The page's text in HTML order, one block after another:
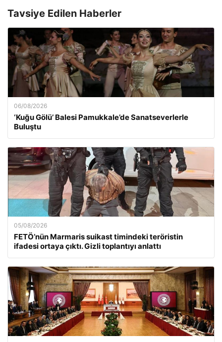
Tavsiye Edilen Haberler
06/08/2026
‘Kuğu Gölü’ Balesi Pamukkale’de Sanatseverlerle
Buluştu
05/08/2026
FETÖ’nün Marmaris suikast timindeki teröristin
ifadesi ortaya çıktı. Gizli toplantıyı anlattı